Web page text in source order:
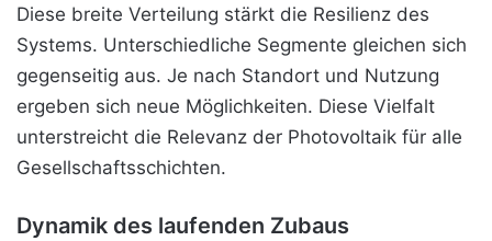
Diese breite Verteilung stärkt die Resilienz des
Systems. Unterschiedliche Segmente gleichen sich
gegenseitig aus. Je nach Standort und Nutzung
ergeben sich neue Möglichkeiten. Diese Vielfalt
unterstreicht die Relevanz der Photovoltaik für alle
Gesellschaftsschichten.
Dynamik des laufenden Zubaus